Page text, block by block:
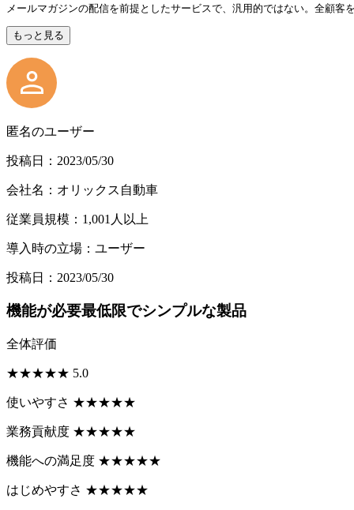
メールマガジンの配信を前提としたサービスで、汎用的ではない。全顧
もっと見る
匿名のユーザー
投稿日：2023/05/30
会社名：オリックス自動車
従業員規模：1,001人以上
導入時の立場：ユーザー
投稿日：2023/05/30
機能が必要最低限でシンプルな製品
全体評価
★★★★★ 5.0
使いやすさ ★★★★★
業務貢献度 ★★★★★
機能への満足度 ★★★★★
はじめやすさ ★★★★★